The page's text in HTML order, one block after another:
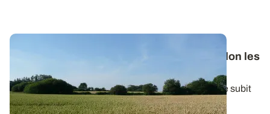
: le comportement des variétés selon les
contraintes hydriques en région Sud
En fonction de l’année et du type de contraintes que subit
une variété de blé dur au cours...